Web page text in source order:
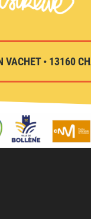
VACHET • 13160